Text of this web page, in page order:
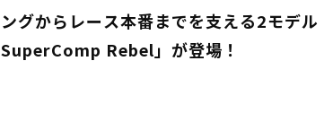
グからレース本番までを支える2モデル
Rebel」が登場！